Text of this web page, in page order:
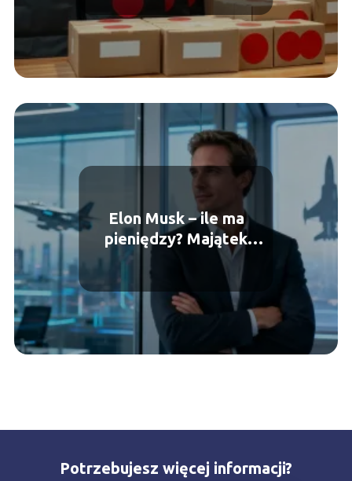
Elon Musk – ile ma
pieniędzy? Majątek
Potrzebujesz więcej informacji?